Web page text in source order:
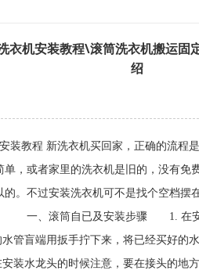
衣机安装教程\滚筒洗衣机搬运
绍
装教程 新洗衣机买回家，正确的流程
，或者家里的洗衣机是旧的，没有
。不过安装洗衣机可不是找个空档摆
一、滚筒自已及安装步骤 1. 在安
盲端用扳手拧下来，将已经买好的
水龙头的时候注意，要在接头的